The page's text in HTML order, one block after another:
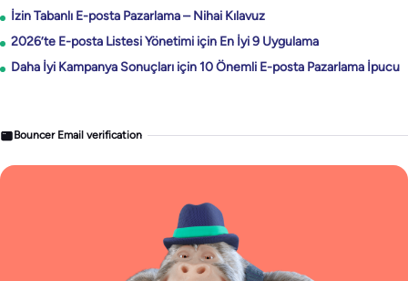
İzin Tabanlı E-posta Pazarlama – Nihai Kılavuz
2026’te E-posta Listesi Yönetimi için En İyi 9 Uygulama
Daha İyi Kampanya Sonuçları için 10 Önemli E-posta Pazarlama İpucu
Bouncer Email verification